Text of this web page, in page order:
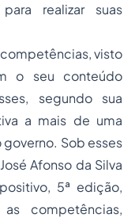
realizar suas
visto
o seu conteúdo
segundo sua
a mais de uma
Sob esses
Afonso da Silva
5ª edição,
competências,